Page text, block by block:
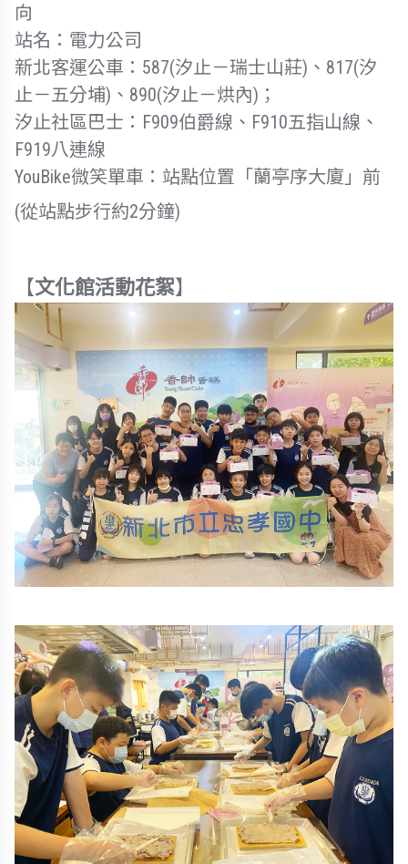
向
站名：電力公司
新北客運公車：587(汐止－瑞士山莊)、817(汐
止－五分埔)、890(汐止－烘內)；
汐止社區巴士：F909伯爵線、F910五指山線、
F919八連線
YouBike微笑單車：站點位置「蘭亭序大廈」前
(從站點步行約2分鐘)
【文化館活動花絮】